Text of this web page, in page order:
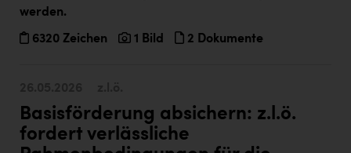
Maximarkt
Oldtimer Raststationen und Motorhotels
Passage Linz
werden.
6320 Zeichen 1 Bild 2 Dokumente
Basisförderung absichern: z.l.ö.
fordert verlässliche